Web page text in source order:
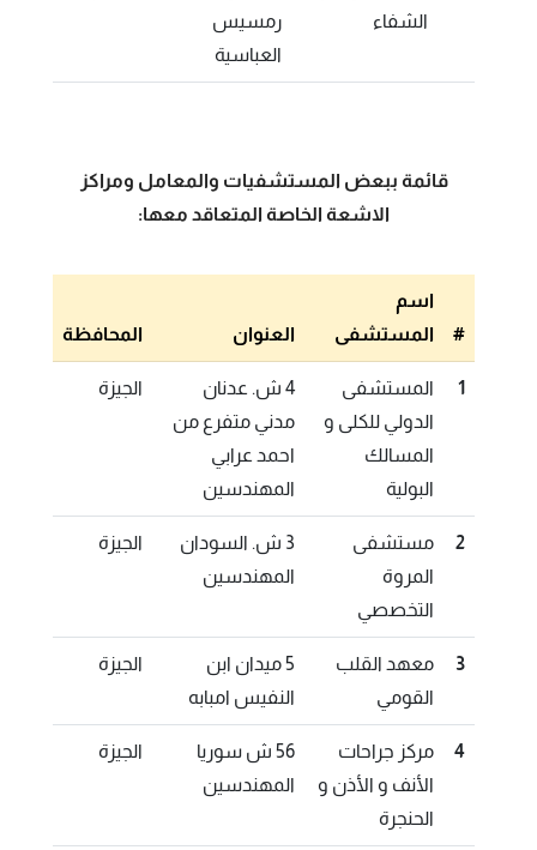
الشفاء
رمسيس
العباسية
قائمة ببعض المستشفيات والمعامل ومراكز
الاشعة الخاصة المتعاقد معها:
#
اسم
المستشفى
العنوان المحافظة
1
المستشفى
الدولي للكلى و
المسالك
البولية
4 ش. عدنان
مدني متفرع من
احمد عرابي
المهندسين
الجيزة
2
مستشفى
المروة
التخصصي
3 ش. السودان
المهندسين
الجيزة
3
معهد القلب
القومي
5 ميدان ابن
النفيس امبابه
الجيزة
4
مركز جراحات
الأنف و الأذن و
الحنجرة
56 ش سوريا
المهندسين
الجيزة